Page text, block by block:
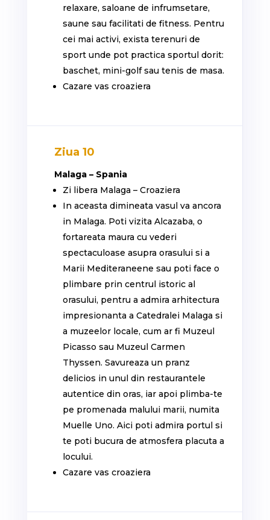
relaxare, saloane de infrumsetare,
saune sau facilitati de fitness. Pentru
cei mai activi, exista terenuri de
sport unde pot practica sportul dorit:
baschet, mini-golf sau tenis de masa.
Cazare vas croaziera
Ziua 10
Malaga – Spania
Zi libera Malaga – Croaziera
In aceasta dimineata vasul va ancora
in Malaga. Poti vizita Alcazaba, o
fortareata maura cu vederi
spectaculoase asupra orasului si a
Marii Mediteraneene sau poti face o
plimbare prin centrul istoric al
orasului, pentru a admira arhitectura
impresionanta a Catedralei Malaga si
a muzeelor locale, cum ar fi Muzeul
Picasso sau Muzeul Carmen
Thyssen. Savureaza un pranz
delicios in unul din restaurantele
autentice din oras, iar apoi plimba-te
pe promenada malului marii, numita
Muelle Uno. Aici poti admira portul si
te poti bucura de atmosfera placuta a
locului.
Cazare vas croaziera